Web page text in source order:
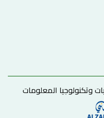
وتكنولوجيا المعلومات